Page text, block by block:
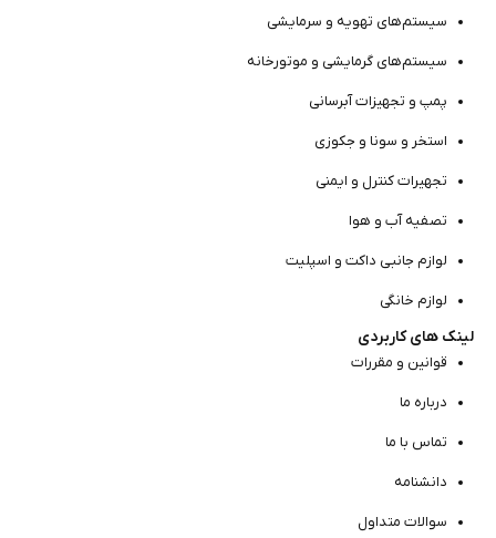
سیستم‌های تهویه و سرمایشی
سیستم‌های گرمایشی و موتور‌خانه
پمپ و تجهیزات آبرسانی
استخر و سونا و جکوزی
تجهیرات کنترل و ایمنی
تصفیه آب و هوا
لوازم جانبی داکت و اسپلیت
لوازم خانگی
لینک های کاربردی
قوانین و مقررات
درباره ما
تماس با ما
دانشنامه
سوالات متداول